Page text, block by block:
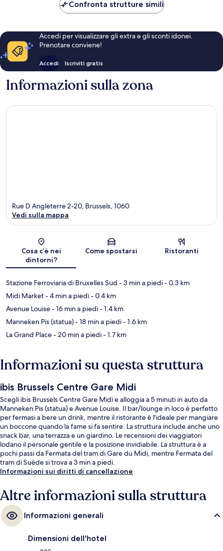
Confronta strutture simili
Accedi per visualizzare gli extra e gli sconti idonei.
Prenotare conviene!
Accedi Iscriviti gratis
Informazioni sulla zona
Mappa
Rue D Angleterre 2-20, Brussels, 1060
Vedi sulla mappa
Cosa c’è nei
dintorni?
Come spostarsi Ristoranti
Stazione Ferroviaria di Bruxelles Sud - 3 min a piedi- 0.3 km
Midi Market- 4 min a piedi- 0.4 km
Avenue Louise- 16 min a piedi- 1.4 km
Manneken Pis (statua)- 18 min a piedi- 1.6 km
La Grand Place- 20 min a piedi- 1.7 km
Informazioni su questa struttura
ibis Brussels Centre Gare Midi
Scegli ibis Brussels Centre Gare Midi e alloggia a 5 minuti in auto da
Manneken Pis (statua) e Avenue Louise. Il bar/lounge in loco è perfetto
per fermasi a bere un drink, mentre il ristorante è l'ideale per mangiare
un boccone quando la fame si fa sentire. La struttura include anche uno
snack bar, una terrazza e un giardino. Le recensioni dei viaggiatori
lodano il personale gentile e la posizione invidiabile. La struttura è a
pochi passi da Fermata del tram di Gare du Midi, mentre Fermata del
tram di Suède si trova a 3 min a piedi.
Informazioni sui diritti di cancellazione
Altre informazioni sulla struttura
Informazioni generali
Dimensioni dell'hotel